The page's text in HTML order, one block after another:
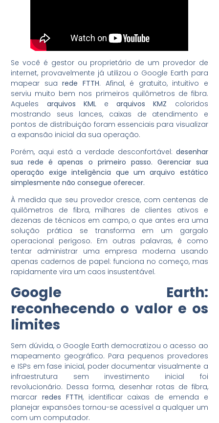
Se você é gestor ou proprietário de um provedor de
internet, provavelmente já utilizou o Google Earth para
mapear suarede FTTH. Afinal, é gratuito, intuitivo e
serviu muito bem nos primeiros quilômetros de fibra.
Aqueles arquivos KMLearquivos KMZ coloridos
mostrando seus lances, caixas de atendimento e
pontos de distribuição foram essenciais para visualizar
a expansão inicial da sua operação.
Porém, aqui está a verdade desconfortável: desenhar
sua rede é apenas o primeiro passo. Gerenciar sua
operação exige inteligência que um arquivo estático
simplesmente não consegue oferecer.
À medida que seu provedor cresce, com centenas de
quilômetros de fibra, milhares de clientes ativos e
dezenas de técnicos em campo, o que antes era uma
solução prática se transforma em um gargalo
operacional perigoso. Em outras palavras, é como
tentar administrar uma empresa moderna usando
apenas cadernos de papel: funciona no começo, mas
rapidamente vira um caos insustentável.
Google Earth:
reconhecendo o valor e os
limites
Sem dúvida, o Google Earth democratizou o acesso ao
mapeamento geográfico. Para pequenos provedores
e ISPs em fase inicial, poder documentar visualmente a
infraestrutura sem investimento inicial foi
revolucionário. Dessa forma, desenhar rotas de fibra,
marcarredes FTTH, identificar caixas de emenda e
planejar expansões tornou-se acessível a qualquer um
com um computador.